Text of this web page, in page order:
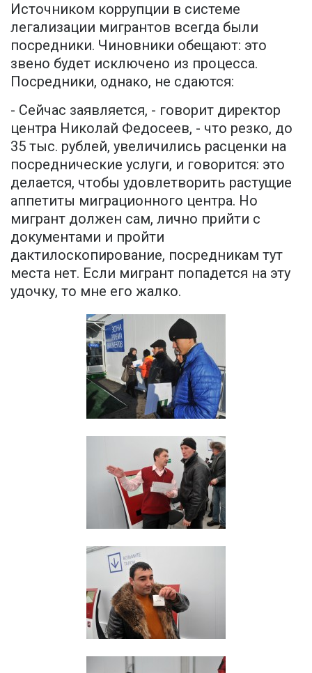
Источником коррупции в системе
легализации мигрантов всегда были
посредники. Чиновники обещают: это
звено будет исключено из процесса.
Посредники, однако, не сдаются:
- Сейчас заявляется, - говорит директор
центра Николай Федосеев, - что резко, до
35 тыс. рублей, увеличились расценки на
посреднические услуги, и говорится: это
делается, чтобы удовлетворить растущие
аппетиты миграционного центра. Но
мигрант должен сам, лично прийти с
документами и пройти
дактилоскопирование, посредникам тут
места нет. Если мигрант попадется на эту
удочку, то мне его жалко.